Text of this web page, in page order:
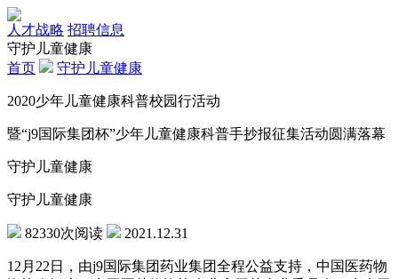
人才战略 招聘信息
守护儿童健康
首页
守护儿童健康
2020少年儿童健康科普校园行活动
暨“j9国际集团杯”少年儿童健康科普手抄报征集活动圆满落幕
守护儿童健康
守护儿童健康
82330次阅读 2021.12.31
12月22日，由j9国际集团药业集团全程公益支持，中国医药物